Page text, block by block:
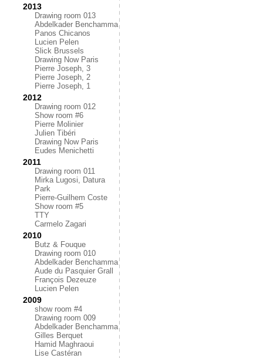
2013
Drawing room 013
Abdelkader Benchamma
Panos Chicanos
Lucien Pelen
Slick Brussels
Drawing Now Paris
Pierre Joseph, 3
Pierre Joseph, 2
Pierre Joseph, 1
2012
Drawing room 012
Show room #6
Pierre Molinier
Julien Tibéri
Drawing Now Paris
Eudes Menichetti
2011
Drawing room 011
Mirka Lugosi, Datura
Park
Pierre-Guilhem Coste
Show room #5
TTY
Carmelo Zagari
2010
Butz & Fouque
Drawing room 010
Abdelkader Benchamma
Aude du Pasquier Grall
François Dezeuze
Lucien Pelen
2009
show room #4
Drawing room 009
Abdelkader Benchamma
Gilles Berquet
Hamid Maghraoui
Lise Castéran